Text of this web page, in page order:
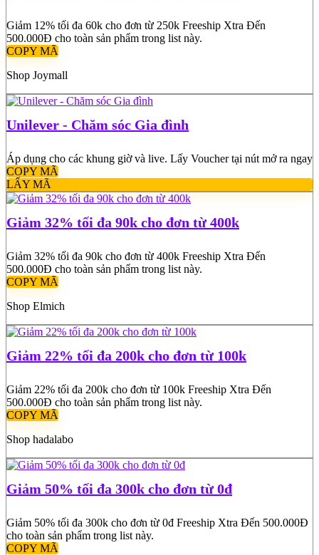
Giảm 12% tối đa 60k cho đơn từ 250k Freeship Xtra Đến
500.000Đ cho toàn sản phẩm trong list này.
COPY MÃ
Shop Joymall
Unilever - Chăm sóc Gia đình
Áp dụng cho các khung giờ và live. Lấy Voucher tại nút mở ra ngay
COPY MÃ
LẤY MÃ
Giảm 32% tối đa 90k cho đơn từ 400k
Giảm 32% tối đa 90k cho đơn từ 400k Freeship Xtra Đến
500.000Đ cho toàn sản phẩm trong list này.
COPY MÃ
Shop Elmich
Giảm 22% tối đa 200k cho đơn từ 100k
Giảm 22% tối đa 200k cho đơn từ 100k Freeship Xtra Đến
500.000Đ cho toàn sản phẩm trong list này.
COPY MÃ
Shop hadalabo
Giảm 50% tối đa 300k cho đơn từ 0đ
Giảm 50% tối đa 300k cho đơn từ 0đ Freeship Xtra Đến 500.000Đ
cho toàn sản phẩm trong list này.
COPY MÃ